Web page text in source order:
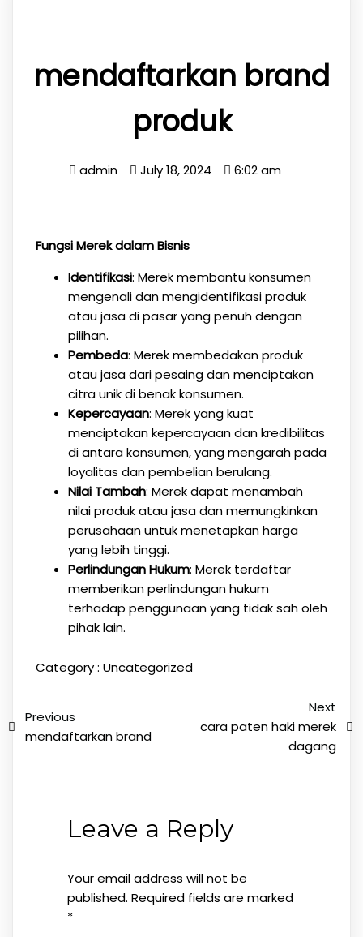
mendaftarkan brand
produk
admin July 18, 2024 6:02 am
Fungsi Merek dalam Bisnis
Identifikasi: Merek membantu konsumen
mengenali dan mengidentifikasi produk
atau jasa di pasar yang penuh dengan
pilihan.
Pembeda: Merek membedakan produk
atau jasa dari pesaing dan menciptakan
citra unik di benak konsumen.
Kepercayaan: Merek yang kuat
menciptakan kepercayaan dan kredibilitas
di antara konsumen, yang mengarah pada
loyalitas dan pembelian berulang.
Nilai Tambah: Merek dapat menambah
nilai produk atau jasa dan memungkinkan
perusahaan untuk menetapkan harga
yang lebih tinggi.
Perlindungan Hukum: Merek terdaftar
memberikan perlindungan hukum
terhadap penggunaan yang tidak sah oleh
pihak lain.
Category : Uncategorized
Previous
mendaftarkan brand
Next
cara paten haki merek
dagang
Leave a Reply
Your email address will not be
published. Required fields are marked
*